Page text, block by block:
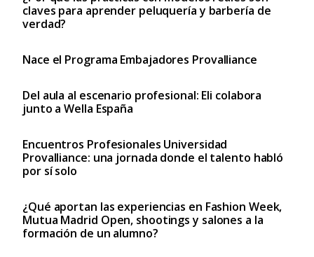
claves para aprender peluquería y barbería de
verdad?
Nace el Programa Embajadores Provalliance
Del aula al escenario profesional: Eli colabora
junto a Wella España
Encuentros Profesionales Universidad
Provalliance: una jornada donde el talento habló
por sí solo
¿Qué aportan las experiencias en Fashion Week,
Mutua Madrid Open, shootings y salones a la
formación de un alumno?